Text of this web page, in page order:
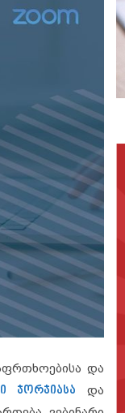
და
ჯორჯიასა და